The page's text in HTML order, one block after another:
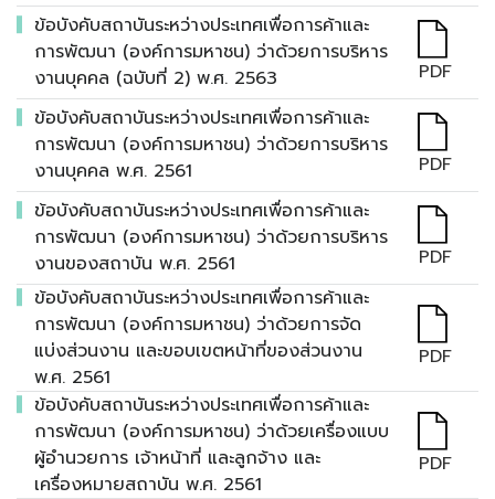
ข้อบังคับสถาบันระหว่างประเทศเพื่อการค้าและ
การพัฒนา (องค์การมหาชน) ว่าด้วยการบริหาร
งานบุคคล (ฉบับที่ 2) พ.ศ. 2563
PDF
ข้อบังคับสถาบันระหว่างประเทศเพื่อการค้าและ
การพัฒนา (องค์การมหาชน) ว่าด้วยการบริหาร
งานบุคคล พ.ศ. 2561
PDF
ข้อบังคับสถาบันระหว่างประเทศเพื่อการค้าและ
การพัฒนา (องค์การมหาชน) ว่าด้วยการบริหาร
งานของสถาบัน พ.ศ. 2561
PDF
ข้อบังคับสถาบันระหว่างประเทศเพื่อการค้าและ
การพัฒนา (องค์การมหาชน) ว่าด้วยการจัด
แบ่งส่วนงาน และขอบเขตหน้าที่ของส่วนงาน
พ.ศ. 2561
PDF
ข้อบังคับสถาบันระหว่างประเทศเพื่อการค้าและ
การพัฒนา (องค์การมหาชน) ว่าด้วยเครื่องแบบ
ผู้อำนวยการ เจ้าหน้าที่ และลูกจ้าง และ
เครื่องหมายสถาบัน พ.ศ. 2561
PDF